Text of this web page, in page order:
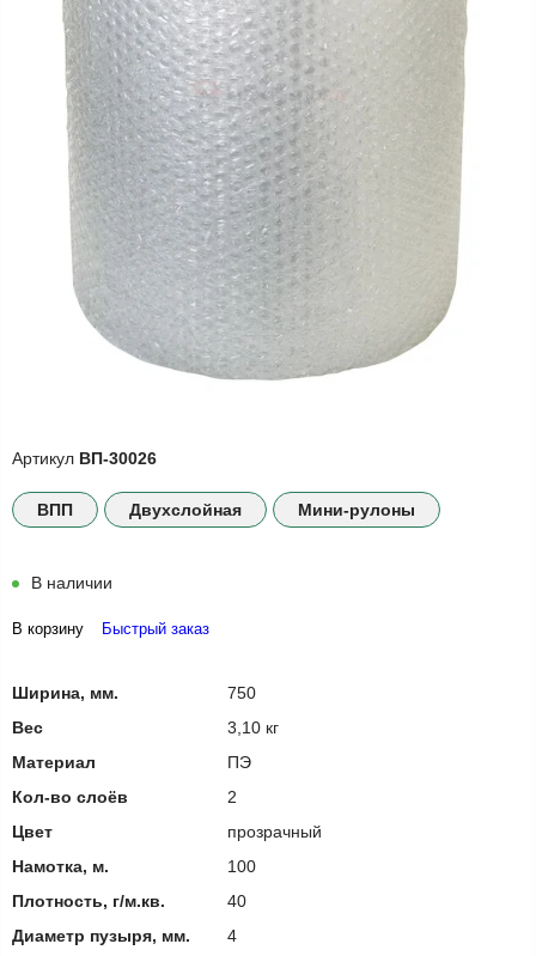
Артикул ВП-30026
ВПП Двухслойная Мини-рулоны
В наличии
В корзину Быстрый заказ
Ширина, мм.
750
Вес
3,10 кг
Материал
ПЭ
Кол-во слоёв
2
Цвет
прозрачный
Намотка, м.
100
Плотность, г/м.кв.
40
Диаметр пузыря, мм.
4